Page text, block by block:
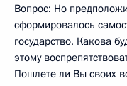
Вопрос: Но
сформировалось
государство. Какова
этому
Пошлете ли Вы своих